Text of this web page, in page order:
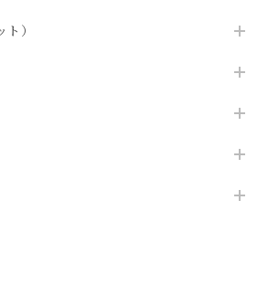
）